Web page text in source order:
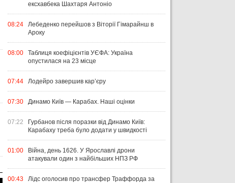
ексхавбека Шахтаря Антоніо
08:24
Лебеденко перейшов з Віторії Гімарайнш в
Ароку
08:00
Таблиця коефіцієнтів УЄФА: Україна
опустилася на 23 місце
07:44 Лодейро завершив кар’єру
07:30 Динамо Київ — Карабах. Наші оцінки
07:22
Гурбанов після поразки від Динамо Київ:
Карабаху треба було додати у швидкості
01:00
Війна, день 1626. У Ярославлі дрони
атакували один з найбільших НПЗ РФ
00:43
Лідс оголосив про трансфер Траффорда за